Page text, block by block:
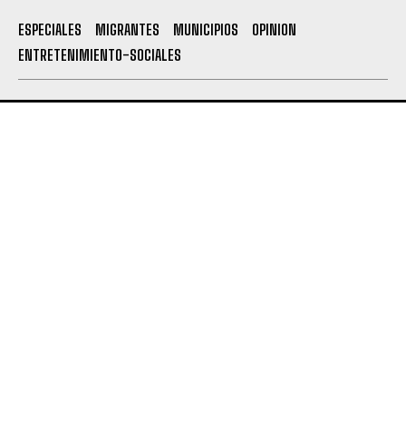
ESPECIALES MIGRANTES MUNICIPIOS
OPINION
ENTRETENIMIENTO-SOCIALES